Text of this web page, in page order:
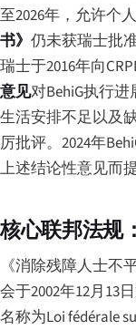
至2026年，允许个
书》 仍未获瑞士批
瑞士于2016年向
意见对BehiG执行
生活安排不足以及
厉批评。2024年
上述结论性意见而提
核心联邦法规
《消除残障人士不
会于2002年12月13
名称为Loi fédérale